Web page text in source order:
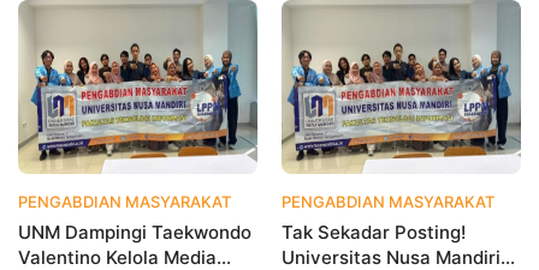
PENGABDIAN MASYARAKAT 3 hari yang lalu
UNM Dampingi Taekwondo
Valentino Kelola Media
PENGABDIAN MASYARAKAT
Tak Sekadar Posting!
Universitas Nusa Mandiri